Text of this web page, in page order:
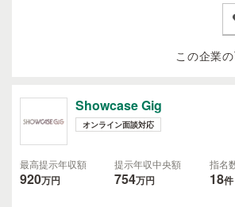
この企業
Showcase Gig
オンライン面談対応
最高提示年収額
920万円
提示年収中央額
754万円
指名
18件